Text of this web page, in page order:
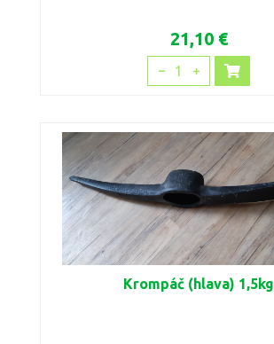
21,10 €
1
Krompáč (hlava) 1,5kg